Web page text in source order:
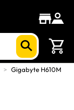
> Gigabyte H610M